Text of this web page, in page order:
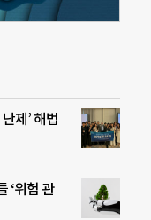
제’ 해법
‘위험 관